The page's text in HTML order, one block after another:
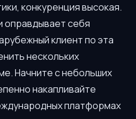
конкуренция высокая.
себя
клиент по эта
нескольких
Начните с небольших
накапливайте
платформах